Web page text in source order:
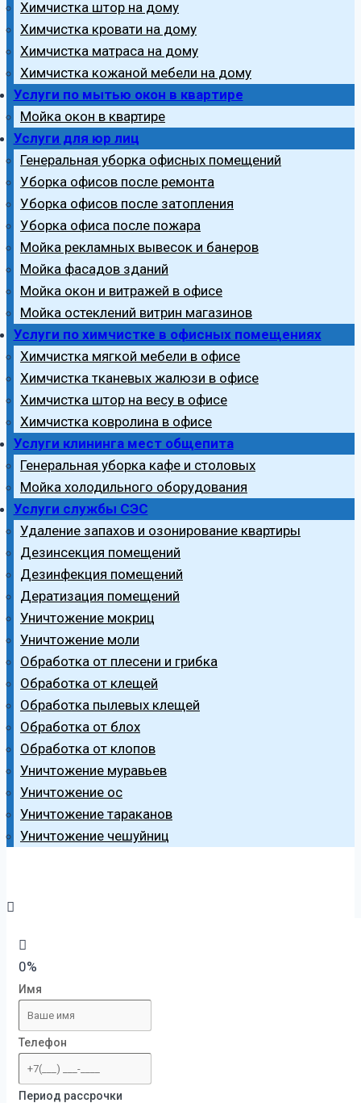
Химчистка штор на дому
Химчистка кровати на дому
Химчистка матраса на дому
Химчистка кожаной мебели на дому
Услуги по мытью окон в квартире
Мойка окон в квартире
Услуги для юр лиц
Генеральная уборка офисных помещений
Уборка офисов после ремонта
Уборка офисов после затопления
Уборка офиса после пожара
Мойка рекламных вывесок и банеров
Мойка фасадов зданий
Мойка окон и витражей в офисе
Мойка остеклений витрин магазинов
Услуги по химчистке в офисных помещениях
Химчистка мягкой мебели в офисе
Химчистка тканевых жалюзи в офисе
Химчистка штор на весу в офисе
Химчистка ковролина в офисе
Услуги клининга мест общепита
Генеральная уборка кафе и столовых
Мойка холодильного оборудования
Услуги службы СЭС
Удаление запахов и озонирование квартиры
Дезинсекция помещений
Дезинфекция помещений
Дератизация помещений
Уничтожение мокриц
Уничтожение моли
Обработка от плесени и грибка
Обработка от клещей
Обработка пылевых клещей
Обработка от блох
Обработка от клопов
Уничтожение муравьев
Уничтожение ос
Уничтожение тараканов
Уничтожение чешуйниц
0%
Имя
Телефон
Период рассрочки